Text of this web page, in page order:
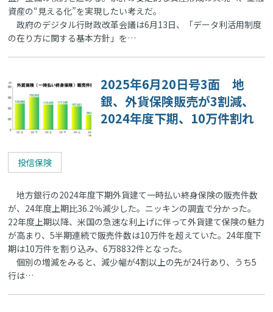
資産の“見える化”を実現したい考えだ。
政府のデジタル行財政改革会議は6月13日、「データ利活用制度
の在り方に関する基本方針」を…
2025年6月20日号3面 地
銀、外貨保険販売が3割減、
2024年度下期、10万件割れ
投信保険
地方銀行の2024年度下期外貨建て一時払い終身保険の販売件数
が、24年度上期比36.2％減少した。ニッキンの調査で分かった。
22年度上期以降、米国の急速な利上げに伴って外貨建て保険の魅力
が高まり、5半期連続で販売件数は10万件を超えていた。24年度下
期は10万件を割り込み、6万8832件となった。
個別の増減をみると、減少幅が4割以上の先が24行あり、うち5
行は…